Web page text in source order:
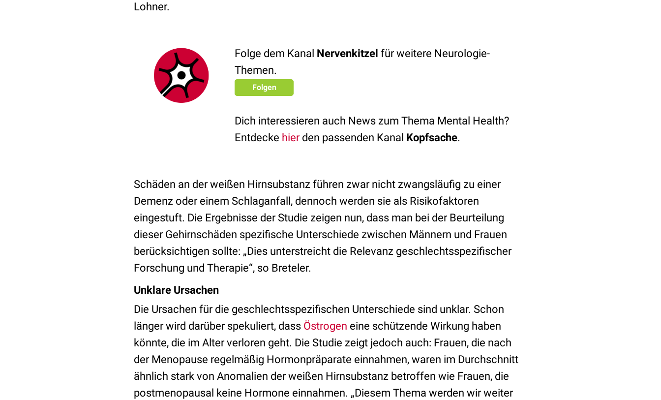
Lohner.
Folge dem Kanal Nervenkitzel für weitere Neurologie-
Themen.
Folgen
Dich interessieren auch News zum Thema Mental Health?
Entdecke hierden passenden Kanal Kopfsache.
Schäden an der weißen Hirnsubstanz führen zwar nicht zwangsläufig zu einer
Demenz oder einem Schlaganfall, dennoch werden sie als Risikofaktoren
eingestuft. Die Ergebnisse der Studie zeigen nun, dass man bei der Beurteilung
dieser Gehirnschäden spezifische Unterschiede zwischen Männern und Frauen
berücksichtigen sollte: „Dies unterstreicht die Relevanz geschlechtsspezifischer
Forschung und Therapie“, so Breteler.
Unklare Ursachen
Die Ursachen für die geschlechtsspezifischen Unterschiede sind unklar. Schon
länger wird darüber spekuliert, dass Östrogen eine schützende Wirkung haben
könnte, die im Alter verloren geht. Die Studie zeigt jedoch auch: Frauen, die nach
der Menopause regelmäßig Hormonpräparate einnahmen, waren im Durchschnitt
ähnlich stark von Anomalien der weißen Hirnsubstanz betroffen wie Frauen, die
postmenopausal keine Hormone einnahmen. „Diesem Thema werden wir weiter